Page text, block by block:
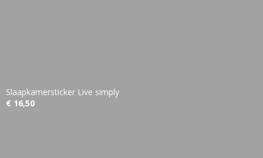
Slaapkamersticker Live simply
€ 16,50